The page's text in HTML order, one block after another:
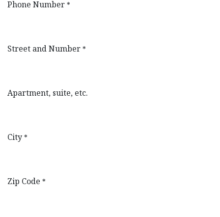
Phone Number *
Street and Number *
Apartment, suite, etc.
City *
Zip Code *